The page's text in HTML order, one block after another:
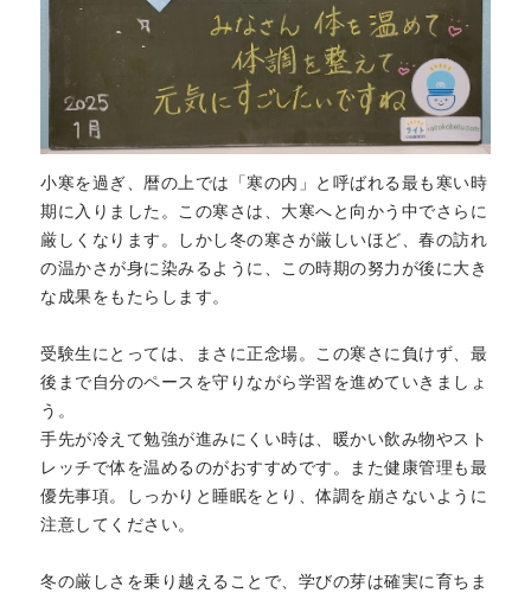
小寒を過ぎ、暦の上では「寒の内」と呼ばれる最も寒い時
期に入りました。この寒さは、大寒へと向かう中でさらに
厳しくなります。しかし冬の寒さが厳しいほど、春の訪れ
の温かさが身に染みるように、この時期の努力が後に大き
な成果をもたらします。
受験生にとっては、まさに正念場。この寒さに負けず、最
後まで自分のペースを守りながら学習を進めていきましょ
う。
手先が冷えて勉強が進みにくい時は、暖かい飲み物やスト
レッチで体を温めるのがおすすめです。また健康管理も最
優先事項。しっかりと睡眠をとり、体調を崩さないように
注意してください。
冬の厳しさを乗り越えることで、学びの芽は確実に育ちま